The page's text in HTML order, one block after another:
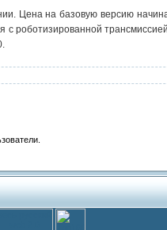
Цена на базовую версию
роботизированной